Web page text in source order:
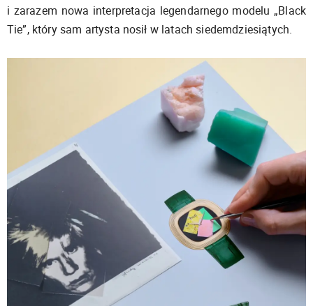
i zarazem nowa interpretacja legendarnego modelu „Black
Tie”, który sam artysta nosił w latach siedemdziesiątych.